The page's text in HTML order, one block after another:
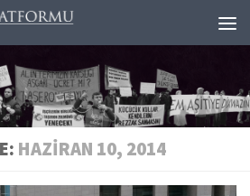
HAZIRAN 10, 2014